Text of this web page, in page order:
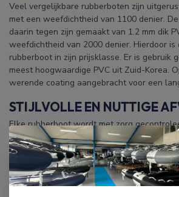
Veel vergelijkbare rubberboten zijn
met een weefdichtheid van 1100 denier.
daarin tegen zijn gemaakt van 1.2 mm dik
weefdichtheid van 2000 denier. Hierdoor is
rubberboot in zijn prijsklasse. Er is gebruik
meest hoogwaardige PVC uit Zuid-Korea.
werende coating aangebracht voor een
STIJLVOLLE EN NUTTIGE
Elke rubberboot wordt met zorg
de HIBO fabriek. De spiegel is extra
meer stevigheid. Er zijn spatflappen
spatwater in de boot te verminderen. In de
benzinetankhouder toegevoegd, waardoor
door de rubberboot gaat schuiven. Op de